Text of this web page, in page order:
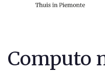
Computo